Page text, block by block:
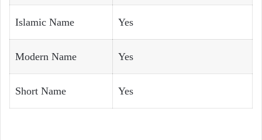
Islamic Name Yes
Modern Name Yes
Short Name Yes